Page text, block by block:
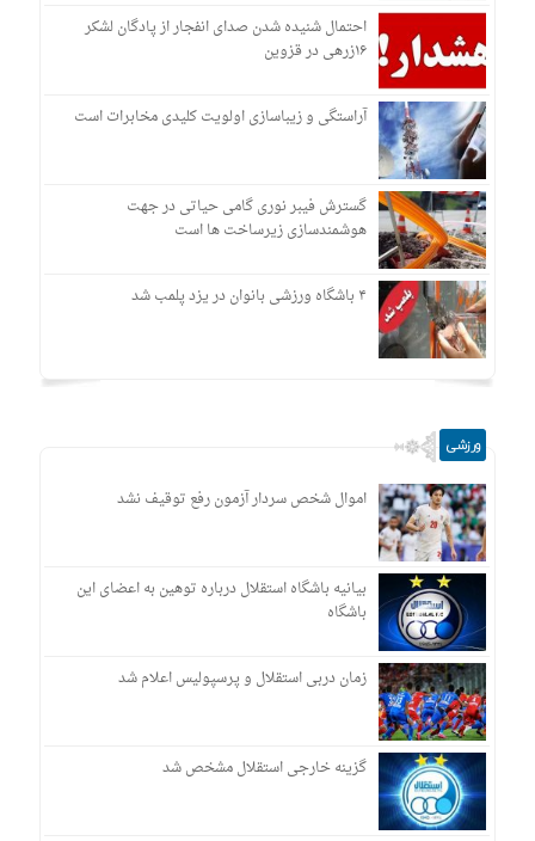
احتمال شنیده شدن صدای انفجار از پادگان لشکر
۱۶زرهی در قزوین
آراستگی و زیباسازی اولویت کلیدی مخابرات است
گسترش فیبر نوری گامی حیاتی در جهت
هوشمندسازی زیرساخت ها است
۴ باشگاه ورزشی بانوان در یزد پلمب شد
ورزشی
اموال شخص سردار آزمون رفع توقیف نشد
بیانیه باشگاه استقلال درباره توهین به اعضای این
باشگاه
زمان دربی استقلال و پرسپولیس اعلام شد
گزینه خارجی استقلال مشخص شد